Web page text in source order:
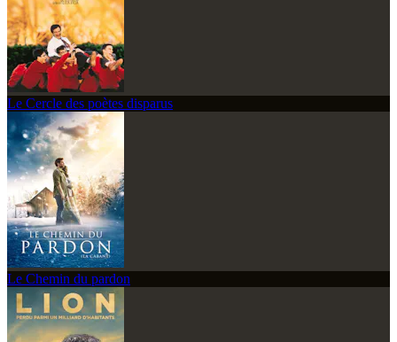
Le Cercle des poètes disparus
Le Chemin du pardon